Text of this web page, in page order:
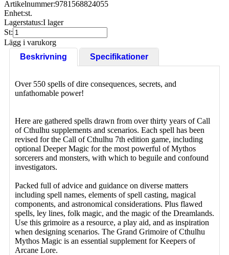
Artikelnummer:9781568824055
Enhet:st.
Lagerstatus:I lager
St:
Lägg i varukorg
Beskrivning
Specifikationer
Over 550 spells of dire consequences, secrets, and
unfathomable power!
Here are gathered spells drawn from over thirty years of Call
of Cthulhu supplements and scenarios. Each spell has been
revised for the Call of Cthulhu 7th edition game, including
optional Deeper Magic for the most powerful of Mythos
sorcerers and monsters, with which to beguile and confound
investigators.
Packed full of advice and guidance on diverse matters
including spell names, elements of spell casting, magical
components, and astronomical considerations. Plus flawed
spells, ley lines, folk magic, and the magic of the Dreamlands.
Use this grimoire as a resource, a play aid, and as inspiration
when designing scenarios. The Grand Grimoire of Cthulhu
Mythos Magic is an essential supplement for Keepers of
Arcane Lore.